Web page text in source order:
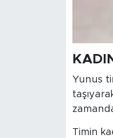
Yunus
Timin